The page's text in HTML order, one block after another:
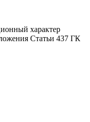
характер
Статьи 437 ГК